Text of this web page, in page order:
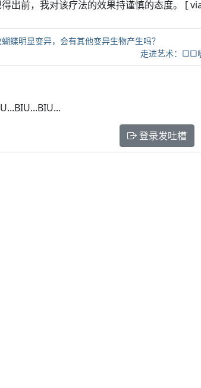
出前，我对该疗法的效果持谨慎的态度。 [
蝶明显变异，会有其他变异生物产生吗？
走进艺术：□□
登录发吐槽